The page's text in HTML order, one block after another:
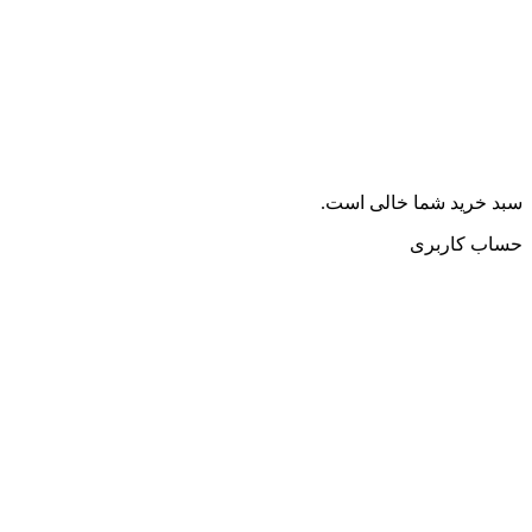
سبد خرید شما خالی است.
حساب کاربری